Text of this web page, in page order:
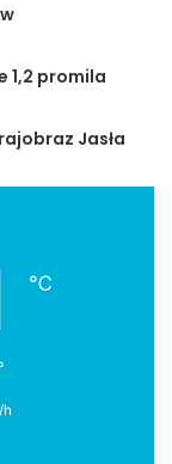
1,2 promila
Jasła
℃
h